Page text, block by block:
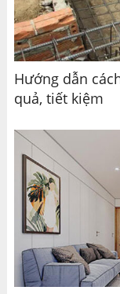
Hướng dẫn
quả, tiết kiệm